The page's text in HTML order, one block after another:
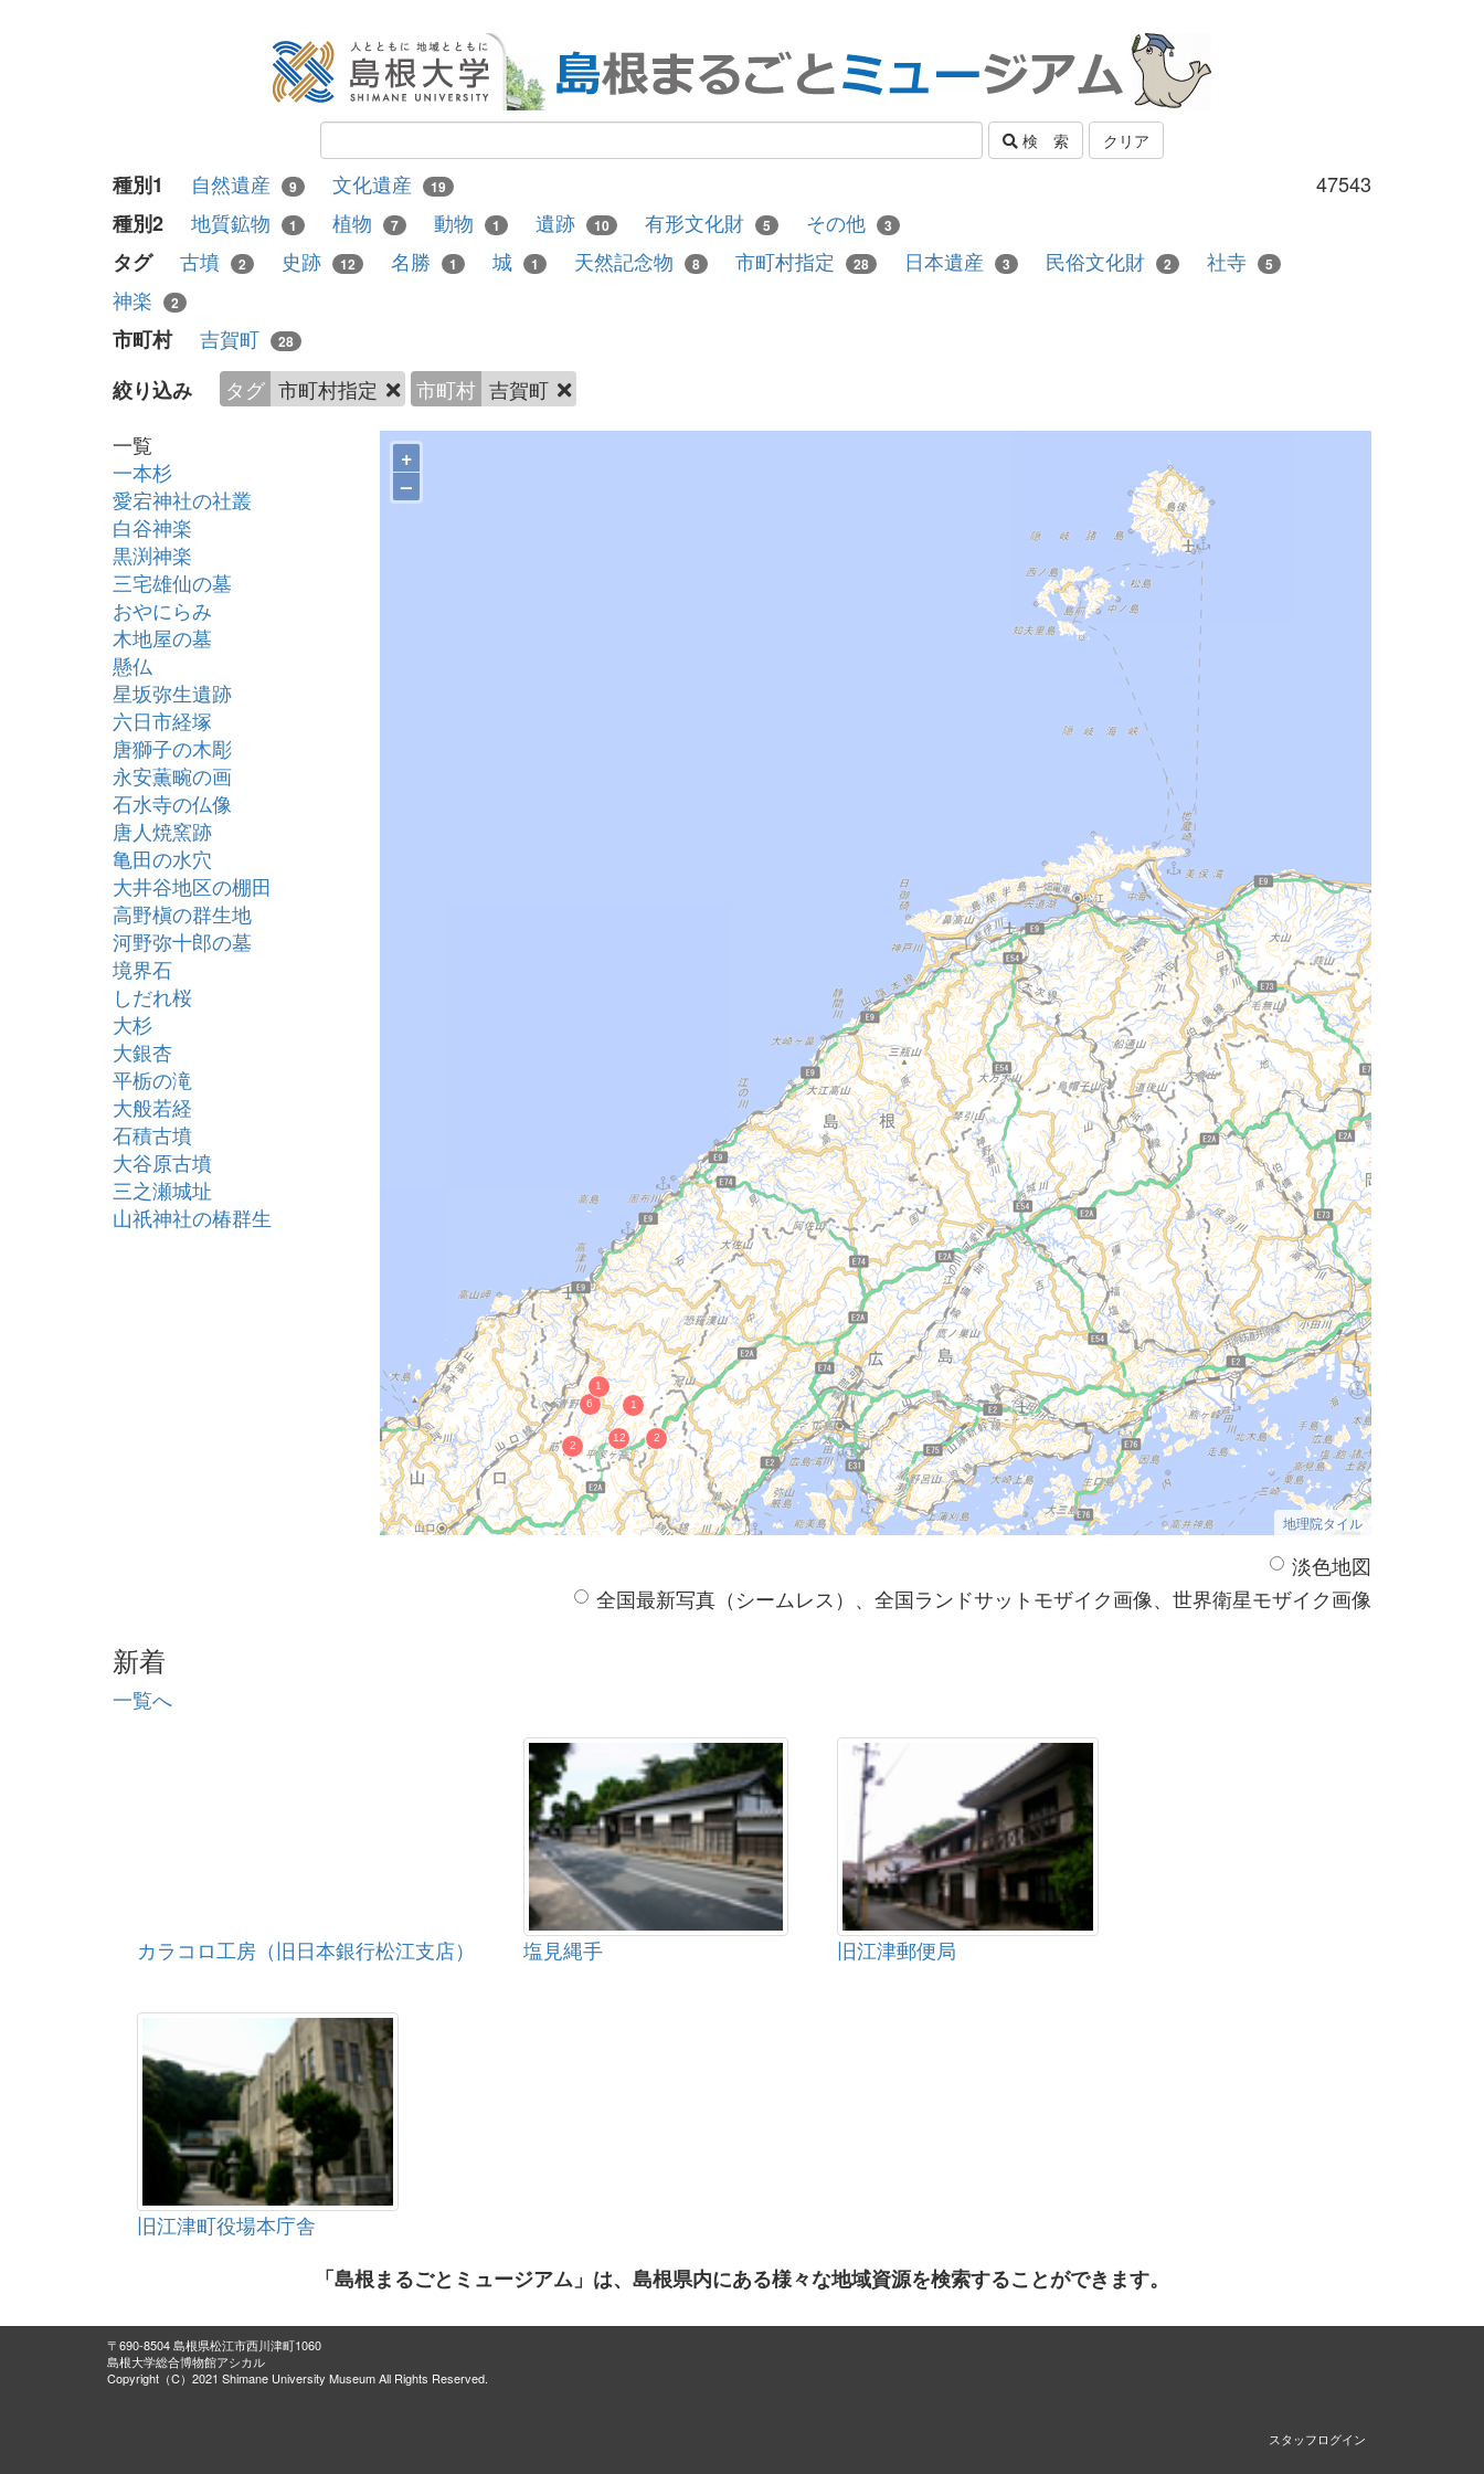
検 索 クリア
47543
種別1 自然遺産 9 文化遺産 19
種別2 地質鉱物 1 植物 7 動物 1 遺跡 10 有形文化財 5 その他 3
タグ 古墳 2 史跡 12 名勝 1 城 1 天然記念物 8 市町村指定 28 日本遺産 3 民俗文化財 2 社寺 5
神楽 2
市町村 吉賀町 28
絞り込み タグ 市町村指定 市町村 吉賀町
一覧
一本杉
愛宕神社の社叢
白谷神楽
黒渕神楽
三宅雄仙の墓
おやにらみ
木地屋の墓
懸仏
星坂弥生遺跡
六日市経塚
唐獅子の木彫
永安薫畹の画
石水寺の仏像
唐人焼窯跡
亀田の水穴
大井谷地区の棚田
高野槇の群生地
河野弥十郎の墓
境界石
しだれ桜
大杉
大銀杏
平栃の滝
大般若経
石積古墳
大谷原古墳
三之瀬城址
山祇神社の椿群生
+
–
地理院タイル
淡色地図
全国最新写真（シームレス）、全国ランドサットモザイク画像、世界衛星モザイク画像
新着
一覧へ
カラコロ工房（旧日本銀行松江支店） 塩見縄手 旧江津郵便局
旧江津町役場本庁舎
「島根まるごとミュージアム」は、島根県内にある様々な地域資源を検索することができます。
〒690-8504 島根県松江市西川津町1060
島根大学総合博物館アシカル
Copyright（C）2021 Shimane University Museum All Rights Reserved.
スタッフログイン